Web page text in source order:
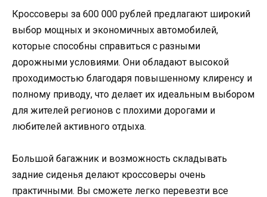
Кроссоверы за 600 000 рублей предлагают широкий
выбор мощных и экономичных автомобилей,
которые способны справиться с разными
дорожными условиями. Они обладают высокой
проходимостью благодаря повышенному клиренсу и
полному приводу, что делает их идеальным выбором
для жителей регионов с плохими дорогами и
любителей активного отдыха.
Большой багажник и возможность складывать
задние сиденья делают кроссоверы очень
практичными. Вы сможете легко перевезти все